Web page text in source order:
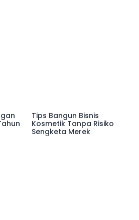
Tips Bangun Bisnis
Kosmetik Tanpa Risiko
Sengketa Merek